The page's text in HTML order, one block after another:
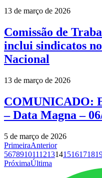
13 de março de 2026
Comissão de
inclui sindicatos
Nacional
13 de março de 2026
COMUNICADO:
– Data Magna –
5 de março de 2026
PrimeiraAnterior
56789101112131415161718
PróximaÚltima